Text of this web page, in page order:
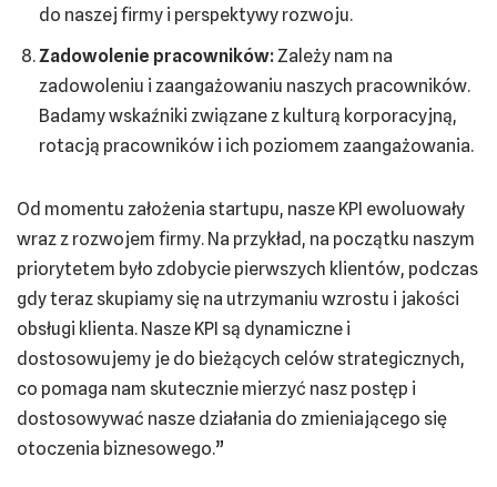
do naszej firmy i perspektywy rozwoju.
Zadowolenie pracowników:Zależy nam na
zadowoleniu i zaangażowaniu naszych pracowników.
Badamy wskaźniki związane z kulturą korporacyjną,
rotacją pracowników i ich poziomem zaangażowania.
Od momentu założenia startupu, nasze KPI ewoluowały
wraz z rozwojem firmy. Na przykład, na początku naszym
priorytetem było zdobycie pierwszych klientów, podczas
gdy teraz skupiamy się na utrzymaniu wzrostu i jakości
obsługi klienta. Nasze KPI są dynamiczne i
dostosowujemy je do bieżących celów strategicznych,
co pomaga nam skutecznie mierzyć nasz postęp i
dostosowywać nasze działania do zmieniającego się
otoczenia biznesowego.”